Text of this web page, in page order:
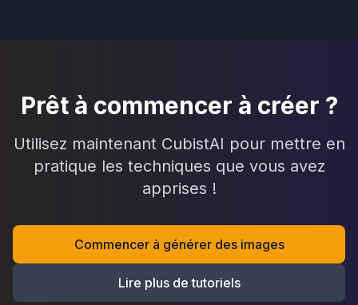
Prêt à commencer à créer ?
Utilisez maintenant CubistAI pour mettre en
pratique les techniques que vous avez
apprises !
Commencer à générer des images
Lire plus de tutoriels